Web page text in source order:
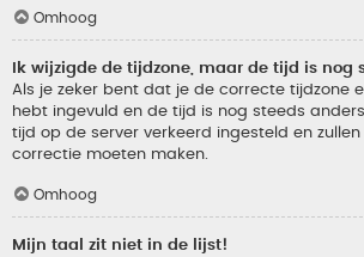
Omhoog
Ik wijzigde de tijdzone, maar de tijd is nog
Als je zeker bent dat je de correcte tijdzone
hebt ingevuld en de tijd is nog steeds
tijd op de server verkeerd ingesteld en
correctie moeten maken.
Omhoog
Mijn taal zit niet in de lijst!